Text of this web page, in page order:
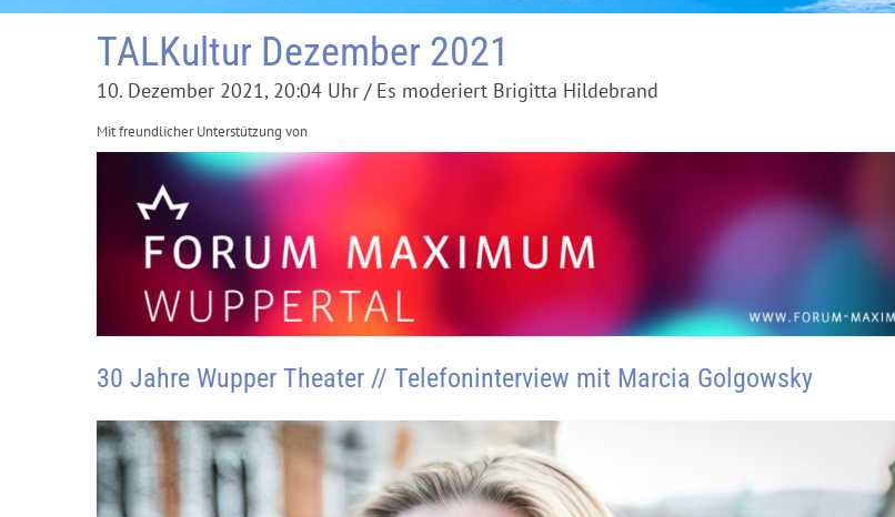
TALKultur Dezember 2021
10. Dezember 2021, 20:04 Uhr / Es moderiert Brigitta Hildebrand
Mit freundlicher Unterstützung von
30 Jahre Wupper Theater // Telefoninterview mit Marcia Golgowsky